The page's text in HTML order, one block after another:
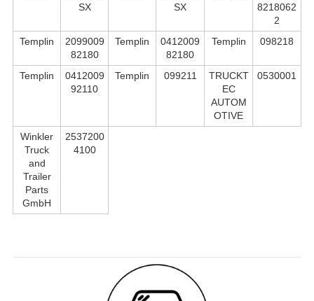
SX
SX
8218062
2
Templin
2099009
82180
Templin
0412009
82180
Templin 098218
Templin
0412009
92110
Templin 099211
TRUCKT
EC
AUTOM
OTIVE
0530001
Winkler
Truck
and
Trailer
Parts
GmbH
2537200
4100